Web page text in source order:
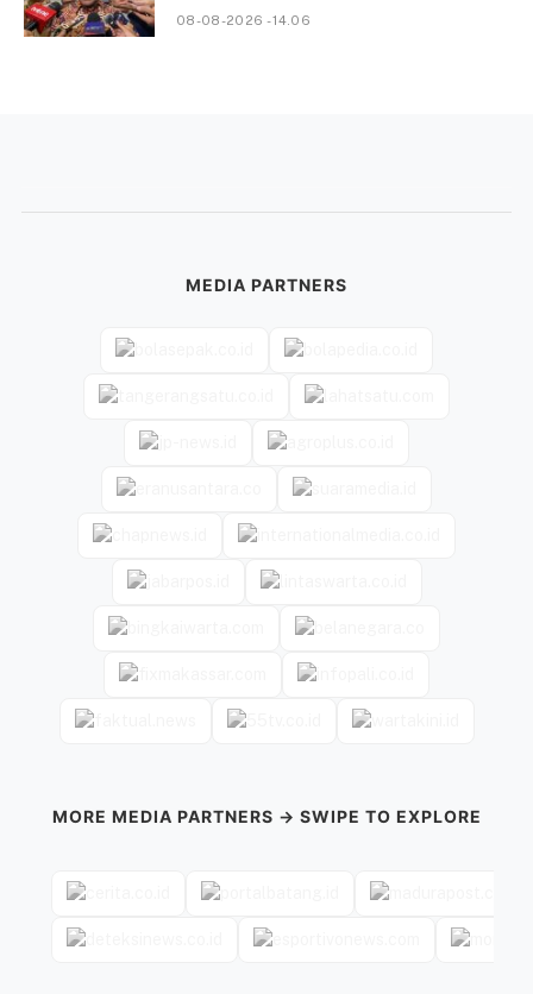
08-08-2026 - 14.06
MEDIA PARTNERS
MORE MEDIA PARTNERS → SWIPE TO EXPLORE